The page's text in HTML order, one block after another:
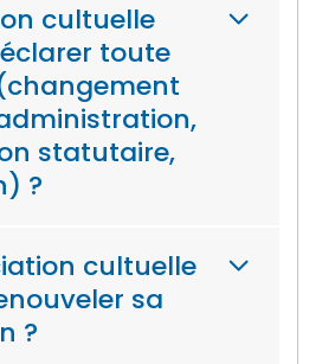
cultuelle
toute
statutaire,
?
cultuelle
sa
?